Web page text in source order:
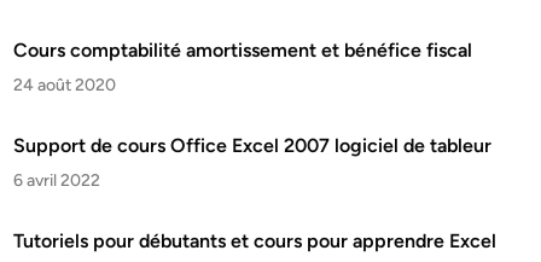
Cours comptabilité amortissement et bénéfice fiscal
24 août 2020
Support de cours Office Excel 2007 logiciel de tableur
6 avril 2022
Tutoriels pour débutants et cours pour apprendre Excel